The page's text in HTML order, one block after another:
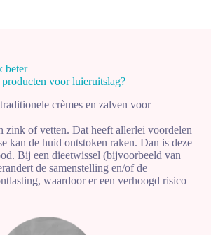
beter
producten voor luieruitslag?
crèmes en zalven voor
zink of vetten. Dat heeft allerlei voordelen
kan de huid ontstoken raken. Dan is deze
Bij een dieetwissel (bijvoorbeeld van
de samenstelling en/of de
waardoor er een verhoogd risico